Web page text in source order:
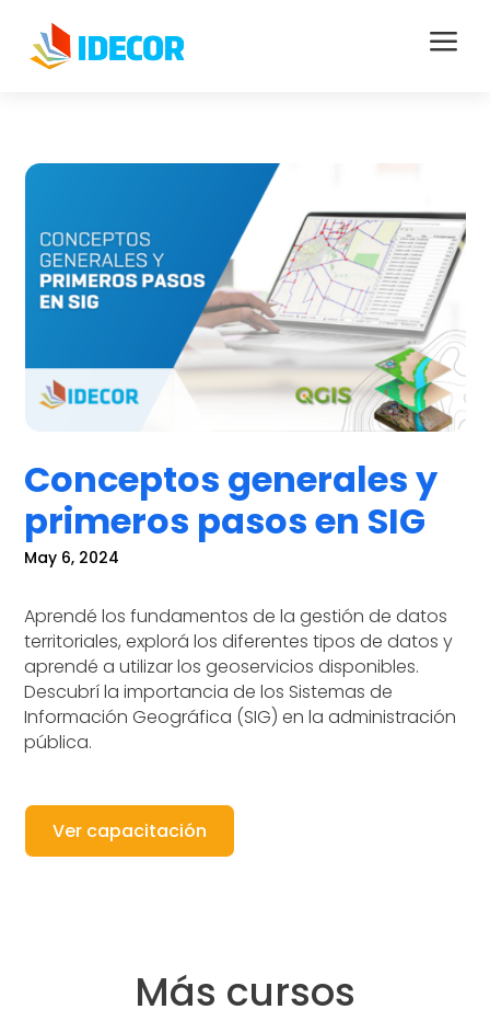
a
Conceptos generales y
primeros pasos en SIG
May 6, 2024
Aprendé los fundamentos de la gestión de datos
territoriales, explorá los diferentes tipos de datos y
aprendé a utilizar los geoservicios disponibles.
Descubrí la importancia de los Sistemas de
Información Geográfica (SIG) en la administración
pública.
Ver capacitación
Más cursos